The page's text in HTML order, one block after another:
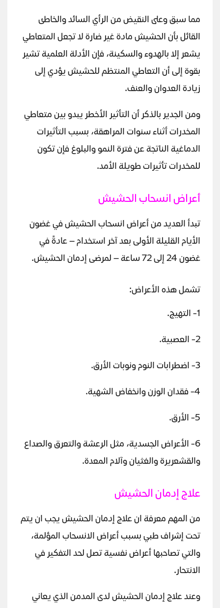
مما سبق وعلى النقيض من الرأي السائد والخاطئ
القائل بأن الحشيش مادة غير ضارة لا تجعل المتعاطي
يشعر إلا بالهدوء والسكينة، فإن الأدلة العلمية تشير
بقوة إلى أن التعاطي المنتظم للحشيش يؤدي إلى
زيادة العدوان والعنف.
ومن الجدير بالذكر أن التأثير الأخطر يبدو بين متعاطي
المخدرات أثناء سنوات المراهقة، بسبب التأثيرات
الدماغية الناتجة عن فترة النمو والبلوغ فإن تكون
للمخدرات تأثيرات طويلة الأمد.
أعراض انسحاب الحشيش
تبدأ العديد من أعراض انسحاب الحشيش في غضون
الأيام القليلة الأولى بعد آخر استخدام — عادةً في
غضون 24 إلى 72 ساعة — لمرضى إدمان الحشيش.
تشمل هذه الأعراض:
1- التهيج.
2- العصبية.
3- اضطرابات النوم ونوبات الأرق.
4- فقدان الوزن وانخفاض الشهية.
5- الأرق.
6- الأعراض الجسدية، مثل الرعشة والتعرق والصداع
والقشعريرة والغثيان وآلام المعدة.
علاج إدمان الحشيش
من المهم معرفة ان علاج إدمان الحشيش يجب ان يتم
تحت إشراف طبي بسبب أعراض الانسحاب المؤلمة،
والتي تصاحبها أعراض نفسية تصل لحد التفكير في
الانتحار.
وعند علاج إدمان الحشيش لدى المدمن الذي يعاني